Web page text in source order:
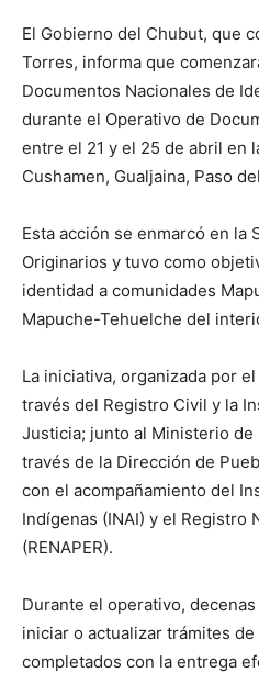
El Gobierno del Chubut, que
Torres, informa que
Documentos Nacionales de
durante el Operativo de
entre el 21 y el 25 de abril en
Cushamen, Gualjaina, Paso
Esta acción se enmarcó en la
Originarios y tuvo como
identidad a comunidades
Mapuche-Tehuelche del
La iniciativa, organizada por
través del Registro Civil y la
Justicia; junto al Ministerio de
través de la Dirección de
con el acompañamiento del
Indígenas (INAI) y el Registro
(RENAPER).
Durante el operativo,
iniciar o actualizar trámites
completados con la entrega